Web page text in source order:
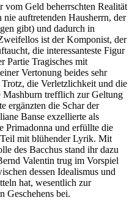
vom Geld beherrschten Realität
auftretenden Hausherrn, der
gibt) und dadurch in
ist der Komponist, der
die interessanteste Figur
Partie Tragisches mit
Vertonung beides sehr
die Verletzlichkeit und die
Mashburn trefflich zur Geltung
ergänzten die Schar der
Banse exzellierte als
Primadonna und erfüllte die
mit blühender Lyrik. Mit
des Bacchus stand ihr dazu
Valentin trug im Vorspiel
dessen Idealismus und
hat, wesentlich zur
Geschehens bei.